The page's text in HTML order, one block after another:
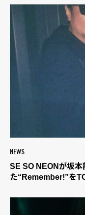
NEWS
SE SO NEONが坂本
た“Remember!”を